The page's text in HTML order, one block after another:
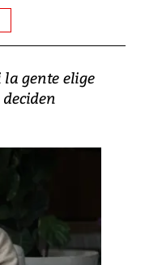
la gente elige